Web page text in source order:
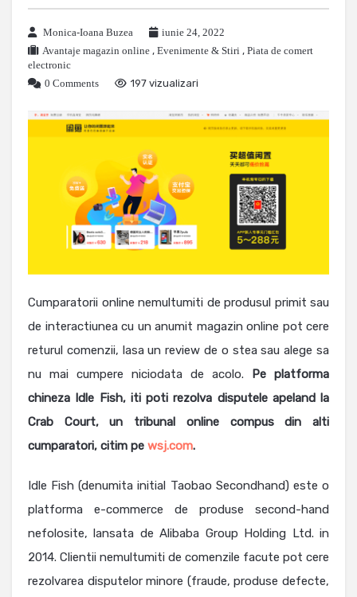
Monica-Ioana Buzea
iunie 24, 2022
Avantaje magazin online , Evenimente & Stiri , Piata de comert
electronic
0 Comments
197 vizualizari
Cumparatorii online nemultumiti de produsul primit sau
de interactiunea cu un anumit magazin online pot cere
returul comenzii, lasa un review de o stea sau alege sa
nu mai cumpere niciodata de acolo. Pe platforma
chineza Idle Fish, iti poti rezolva disputele apeland la
Crab Court, un tribunal online compus din alti
cumparatori, citim pe wsj.com.
Idle Fish (denumita initial Taobao Secondhand) este o
platforma e-commerce de produse second-hand
nefolosite, lansata de Alibaba Group Holding Ltd. in
2014. Clientii nemultumiti de comenzile facute pot cere
rezolvarea disputelor minore (fraude, produse defecte,